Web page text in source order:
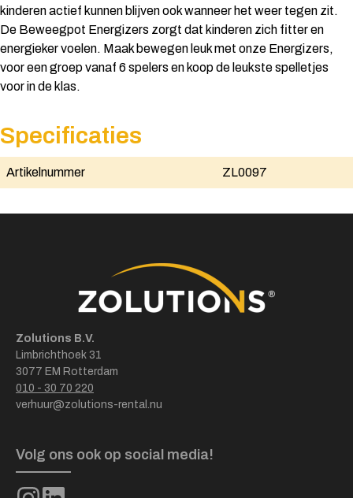
kinderen actief kunnen blijven ook wanneer het weer tegen zit.
De Beweegpot Energizers zorgt dat kinderen zich fitter en
energieker voelen. Maak bewegen leuk met onze Energizers,
voor een groep vanaf 6 spelers en koop de leukste spelletjes
voor in de klas.
Specificaties
Artikelnummer ZL0097
Zolutions B.V.
Limbrichthoek 31
3077 EM Rotterdam
010 - 30 70 220
verhuur@zolutions-rental.nu
Volg ons ook op social media!